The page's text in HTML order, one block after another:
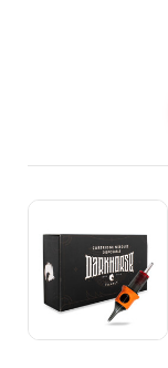
Количество